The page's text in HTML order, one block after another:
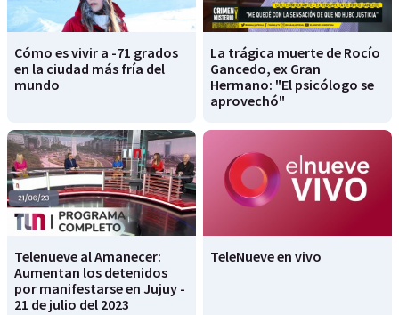
Cómo es vivir a -71 grados
en la ciudad más fría del
mundo
La trágica muerte de Rocío
Gancedo, ex Gran
Hermano: "El psicólogo se
aprovechó"
Telenueve al Amanecer:
Aumentan los detenidos
por manifestarse en Jujuy -
21 de julio del 2023
TeleNueve en vivo